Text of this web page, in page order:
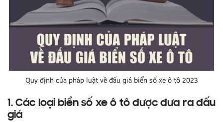
Quy định của pháp luật về đấu giá biển số xe ô tô 2023
1. Các loại biển số xe ô tô được đưa ra đấu
giá